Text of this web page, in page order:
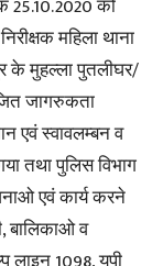
25.10.2020 को
महिला थाना
के मुहल्ला पुतलीघर/
जागरुकता
एवं स्वावलम्बन व
तथा पुलिस विभाग
एवं कार्य करने
बालिकाओ व